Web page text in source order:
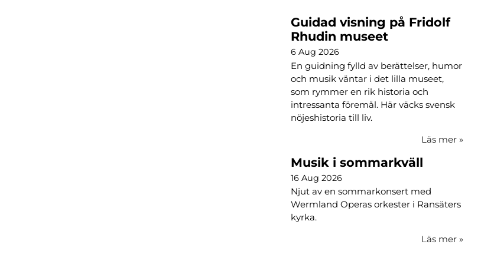
Guidad visning på Fridolf
Rhudin museet
6 Aug 2026
En guidning fylld av berättelser, humor
och musik väntar i det lilla museet,
som rymmer en rik historia och
intressanta föremål. Här väcks svensk
nöjeshistoria till liv.
Läs mer »
Musik i sommarkväll
16 Aug 2026
Njut av en sommarkonsert med
Wermland Operas orkester i Ransäters
kyrka.
Läs mer »